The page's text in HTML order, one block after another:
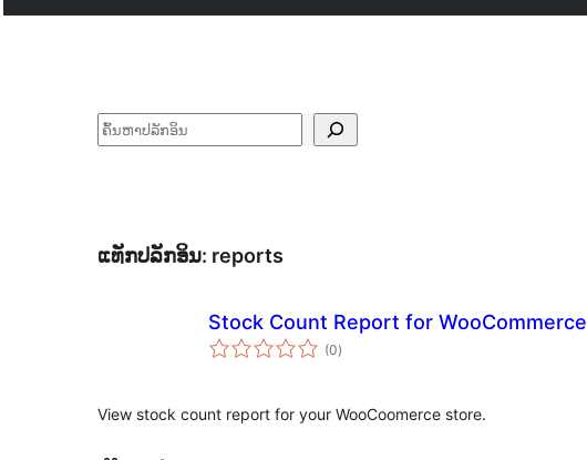
ຄົ້ນຫາ
ແທັກປລັກອິນ: reports
Stock Count Report for WooCommerce
(0ຄະແນນ
ທັງໝົດ
)
View stock count report for your WooCoomerce store.